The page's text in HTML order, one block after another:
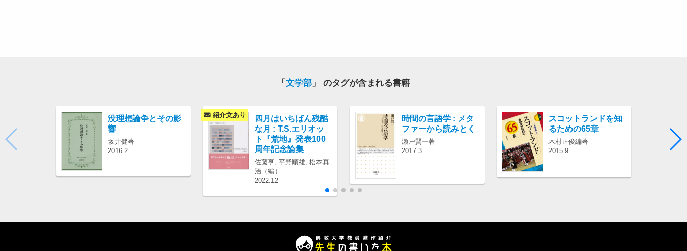
「 文学部 」 のタグが含まれる書籍
没理想論争とその影
響
坂井健著
2016.2
四月はいちばん残酷
な月 : T.S.エリオッ
ト『荒地』発表100
周年記念論集
佐藤亨, 平野順雄, 松本真
治（編）
2022.12
紹介文あり
時間の言語学 : メタ
ファーから読みとく
瀬戸賢一著
2017.3
スコットランドを知
るための65章
木村正俊編著
2015.9